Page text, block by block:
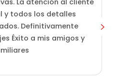
La atención al cliente
y todos los detalles
Definitivamente
Éxito a mis amigos y